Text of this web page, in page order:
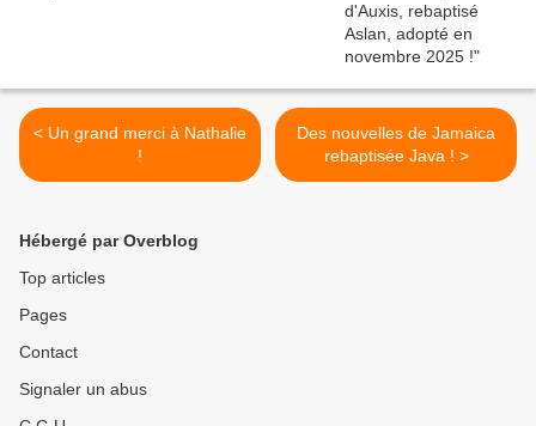
< Un grand merci à Nathalie
!
Des nouvelles de Jamaica
rebaptisée Java ! >
Hébergé par Overblog
Top articles
Pages
Contact
Signaler un abus